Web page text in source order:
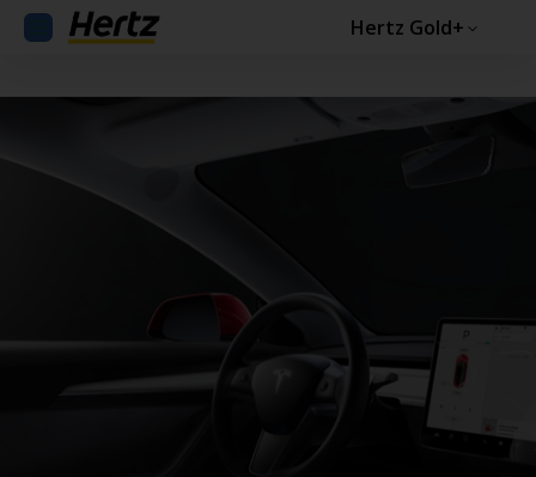
Hertz Gold+